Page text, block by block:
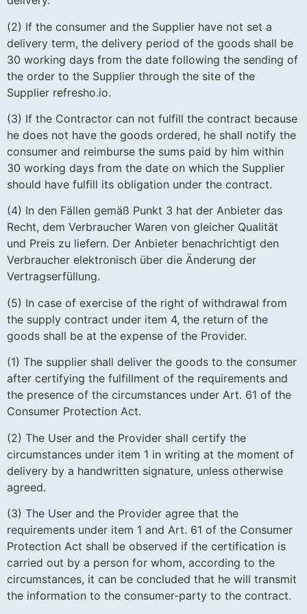
(2) If the consumer and the Supplier have not set a
delivery term, the delivery period of the goods shall be
30 working days from the date following the sending of
the order to the Supplier through the site of the
Supplier refresho.io.
(3) If the Contractor can not fulfill the contract because
he does not have the goods ordered, he shall notify the
consumer and reimburse the sums paid by him within
30 working days from the date on which the Supplier
should have fulfill its obligation under the contract.
(4) In den Fällen gemäß Punkt 3 hat der Anbieter das
Recht, dem Verbraucher Waren von gleicher Qualität
und Preis zu liefern. Der Anbieter benachrichtigt den
Verbraucher elektronisch über die Änderung der
Vertragserfüllung.
(5) In case of exercise of the right of withdrawal from
the supply contract under item 4, the return of the
goods shall be at the expense of the Provider.
(1) The supplier shall deliver the goods to the consumer
after certifying the fulfillment of the requirements and
the presence of the circumstances under Art. 61 of the
Consumer Protection Act.
(2) The User and the Provider shall certify the
circumstances under item 1 in writing at the moment of
delivery by a handwritten signature, unless otherwise
agreed.
(3) The User and the Provider agree that the
requirements under item 1 and Art. 61 of the Consumer
Protection Act shall be observed if the certification is
carried out by a person for whom, according to the
circumstances, it can be concluded that he will transmit
the information to the consumer-party to the contract.